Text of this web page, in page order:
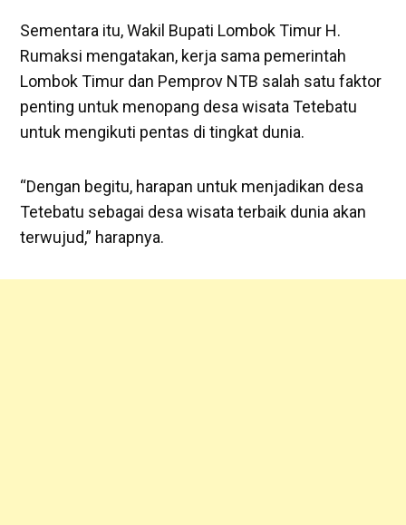
Sementara itu, Wakil Bupati Lombok Timur H.
Rumaksi mengatakan, kerja sama pemerintah
Lombok Timur dan Pemprov NTB salah satu faktor
penting untuk menopang desa wisata Tetebatu
untuk mengikuti pentas di tingkat dunia.
“Dengan begitu, harapan untuk menjadikan desa
Tetebatu sebagai desa wisata terbaik dunia akan
terwujud,” harapnya.